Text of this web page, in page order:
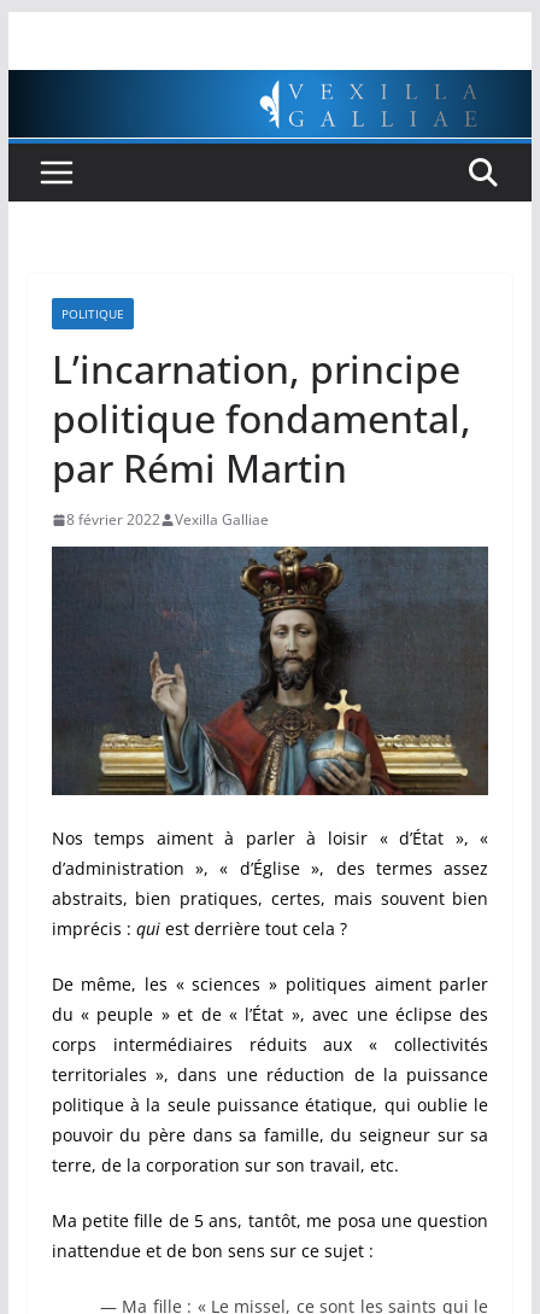
POLITIQUE
L’incarnation, principe
politique fondamental,
par Rémi Martin
8 février 2022 Vexilla Galliae
Nos temps aiment à parler à loisir « d’État », «
d’administration », « d’Église », des termes assez
abstraits, bien pratiques, certes, mais souvent bien
imprécis : qui est derrière tout cela ?
De même, les « sciences » politiques aiment parler
du « peuple » et de « l’État », avec une éclipse des
corps intermédiaires réduits aux « collectivités
territoriales », dans une réduction de la puissance
politique à la seule puissance étatique, qui oublie le
pouvoir du père dans sa famille, du seigneur sur sa
terre, de la corporation sur son travail, etc.
Ma petite fille de 5 ans, tantôt, me posa une question
inattendue et de bon sens sur ce sujet :
— Ma fille : « Le missel, ce sont les saints qui le